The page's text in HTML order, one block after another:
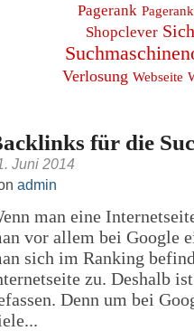
Pagerank
Shopclever
Verlosung Webseite
für die
Juni 2014
admin
man eine
vor allem bei Google
sich im Ranking
zu. Deshalb
Denn um bei